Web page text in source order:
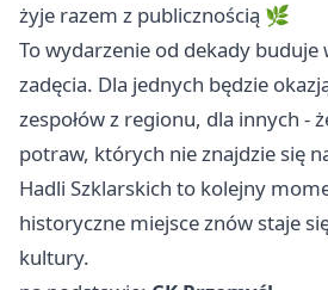
żyje razem z publicznością 🌿
To wydarzenie od dekady buduje
zadęcia. Dla jednych będzie
zespołów z regionu, dla innych -
potraw, których nie znajdzie się
Hadli Szklarskich to kolejny
historyczne miejsce znów staje
kultury.